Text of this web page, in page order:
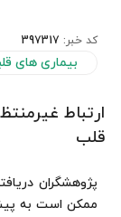
کد خبر: 397317
بیماری های
ارتباط
قلب
پژوهشگران
ممکن است به